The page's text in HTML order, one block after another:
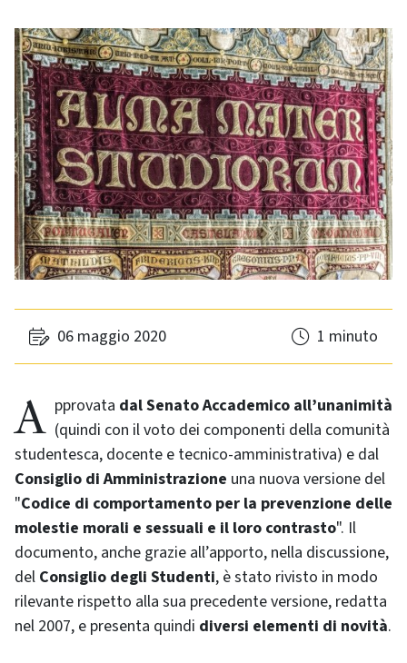
06 maggio 2020 1 minuto
Approvata dal Senato Accademico all’unanimità
(quindi con il voto dei componenti della comunità
studentesca, docente e tecnico-amministrativa) e dal
Consiglio di Amministrazione una nuova versione del
"Codice di comportamento per la prevenzione delle
molestie morali e sessuali e il loro contrasto". Il
documento, anche grazie all’apporto, nella discussione,
del Consiglio degli Studenti, è stato rivisto in modo
rilevante rispetto alla sua precedente versione, redatta
nel 2007, e presenta quindi diversi elementi di novità.